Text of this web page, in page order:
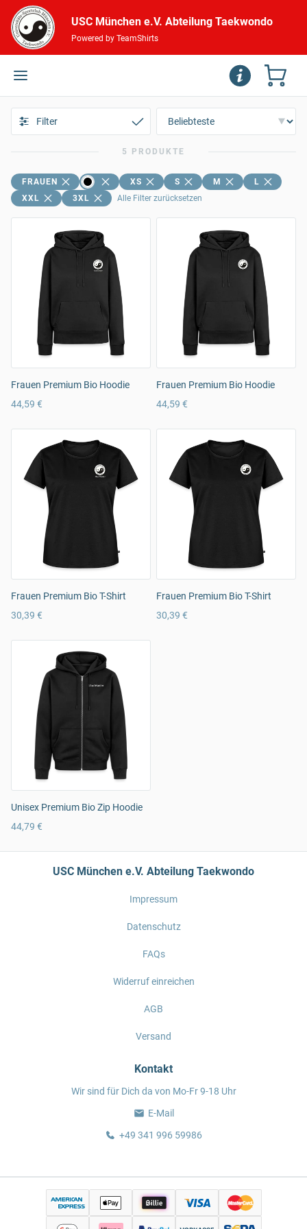
USC München e.V. Abteilung Taekwondo
Powered by TeamShirts
Filter
5 PRODUKTE
FRAUEN XS S M
L
XXL
3XL Alle Filter zurücksetzen
Frauen Premium Bio Hoodie
44,59 €
Frauen Premium Bio Hoodie
44,59 €
Frauen Premium Bio T-Shirt
30,39 €
Frauen Premium Bio T-Shirt
30,39 €
Unisex Premium Bio Zip Hoodie
44,79 €
USC München e.V. Abteilung Taekwondo
Impressum
Datenschutz
FAQs
Widerruf einreichen
AGB
Versand
Kontakt
Wir sind für Dich da von Mo-Fr 9-18 Uhr
E-Mail
+49 341 996 59986